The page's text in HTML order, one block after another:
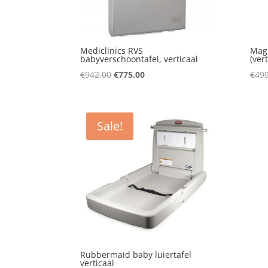
Mediclinics RVS
babyverschoontafel, verticaal
€942.00Original
€942.00.
€775.00Current
€
Sale!
Rubbermaid baby luiertafel
verticaal